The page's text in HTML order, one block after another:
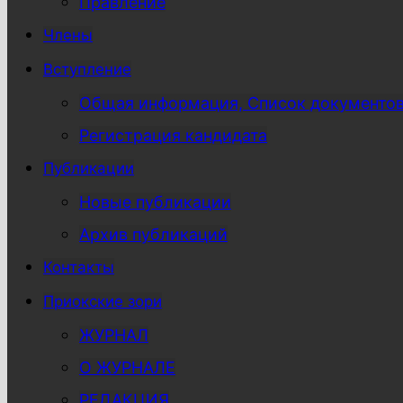
Члены
Вступление
Общая информация, Список
Регистрация кандидата
Публикации
Новые публикации
Архив публикаций
Контакты
Приокские зори
ЖУРНАЛ
О ЖУРНАЛЕ